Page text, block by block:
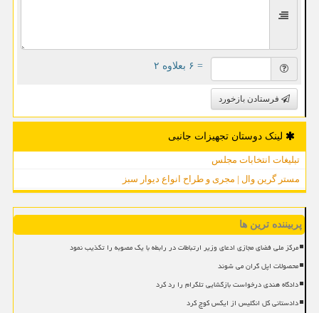
= ۶ بعلاوه ۲
فرستادن بازخورد
لینک دوستان تجهیزات جانبی
تبلیغات انتخابات مجلس
مستر گرین وال | مجری و طراح انواع دیوار سبز
پربیننده ترین ها
مرکز ملی فضای مجازی ادعای وزیر ارتباطات در رابطه با یک مصوبه را تکذیب نمود
محصولات اپل گران می شوند
دادگاه هندی درخواست بازگشایی تلگرام را رد کرد
دادستانی کل انگلیس از ایکس کوچ کرد